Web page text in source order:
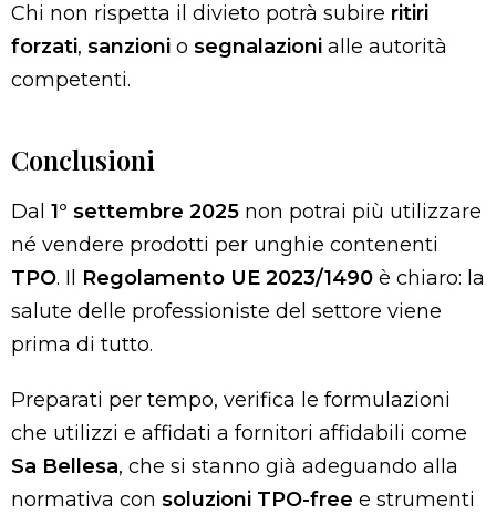
Chi non rispetta il divieto potrà subire ritiri
forzati, sanzioni o segnalazioni alle autorità
competenti.
Conclusioni
Dal 1° settembre 2025 non potrai più utilizzare
né vendere prodotti per unghie contenenti
TPO. Il Regolamento UE 2023/1490 è chiaro: la
salute delle professioniste del settore viene
prima di tutto.
Preparati per tempo, verifica le formulazioni
che utilizzi e affidati a fornitori affidabili come
Sa Bellesa, che si stanno già adeguando alla
normativa con soluzioni TPO-free e strumenti